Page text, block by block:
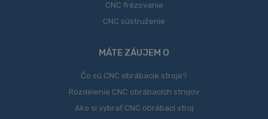
CNC frézovanie
CNC sústruženie
MÁTE ZÁUJEM O
Čo sú CNC obrábacie stroje?
Rozdelenie CNC obrábacích strojov
Ako si vybrať CNC obrábací stroj